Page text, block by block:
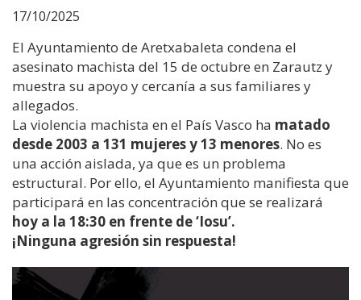
17/10/2025
El Ayuntamiento de Aretxabaleta condena el
asesinato machista del 15 de octubre en Zarautz y
muestra su apoyo y cercanía a sus familiares y
allegados.
La violencia machista en el País Vasco ha matado
desde 2003 a 131 mujeres y 13 menores. No es
una acción aislada, ya que es un problema
estructural. Por ello, el Ayuntamiento manifiesta que
participará en las concentración que se realizará
hoy a la 18:30 en frente de ‘Iosu’.
¡Ninguna agresión sin respuesta!